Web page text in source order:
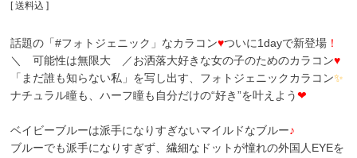
送料込
話題の「#フォトジェニック」なカラコン♥ついに1dayで新登場 ！
＼ 可能性は無限大 ／お洒落大好きな女の子のためのカラコン♥
「まだ誰も知らない私」を写し出す、フォトジェニックカラコン✨
ナチュラル瞳も、ハーフ瞳も自分だけの“好き”を叶えよう❤
ベイビーブルーは派手になりすぎないマイルドなブルー♪
ブルーでも派手になりすぎず、繊細なドットが憧れの外国人EYEを